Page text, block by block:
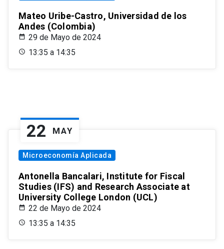
Mateo Uribe-Castro, Universidad de los
Andes (Colombia)
29 de Mayo de 2024
13:35 a 14:35
22 MAY
Microeconomía Aplicada
Antonella Bancalari, Institute for Fiscal
Studies (IFS) and Research Associate at
University College London (UCL)
22 de Mayo de 2024
13:35 a 14:35